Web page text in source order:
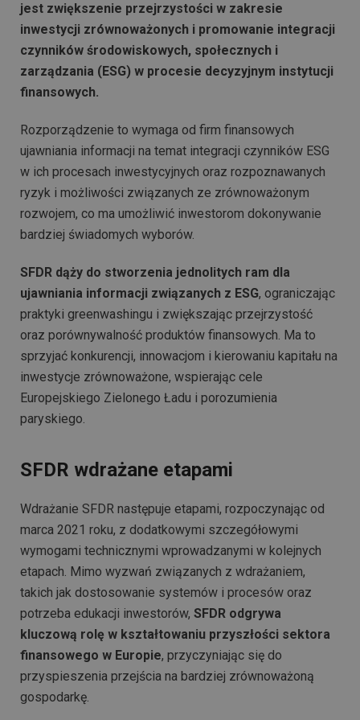
jest zwiększenie przejrzystości w zakresie
inwestycji zrównoważonych i promowanie integracji
czynników środowiskowych, społecznych i
zarządzania (ESG) w procesie decyzyjnym instytucji
finansowych.
Rozporządzenie to wymaga od firm finansowych
ujawniania informacji na temat integracji czynników ESG
w ich procesach inwestycyjnych oraz rozpoznawanych
ryzyk i możliwości związanych ze zrównoważonym
rozwojem, co ma umożliwić inwestorom dokonywanie
bardziej świadomych wyborów.
SFDR dąży do stworzenia jednolitych ram dla
ujawniania informacji związanych z ESG, ograniczając
praktyki greenwashingu i zwiększając przejrzystość
oraz porównywalność produktów finansowych. Ma to
sprzyjać konkurencji, innowacjom i kierowaniu kapitału na
inwestycje zrównoważone, wspierając cele
Europejskiego Zielonego Ładu i porozumienia
paryskiego.
SFDR wdrażane etapami
Wdrażanie SFDR następuje etapami, rozpoczynając od
marca 2021 roku, z dodatkowymi szczegółowymi
wymogami technicznymi wprowadzanymi w kolejnych
etapach. Mimo wyzwań związanych z wdrażaniem,
takich jak dostosowanie systemów i procesów oraz
potrzeba edukacji inwestorów, SFDR odgrywa
kluczową rolę w kształtowaniu przyszłości sektora
finansowego w Europie, przyczyniając się do
przyspieszenia przejścia na bardziej zrównoważoną
gospodarkę.